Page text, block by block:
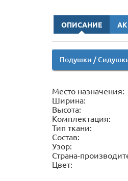
ОПИСАНИЕ
Подушки / Сидушки
Место назначения:
Ширина:
Высота:
Комплектация:
Тип ткани:
Состав:
Узор:
Страна-
Цвет: